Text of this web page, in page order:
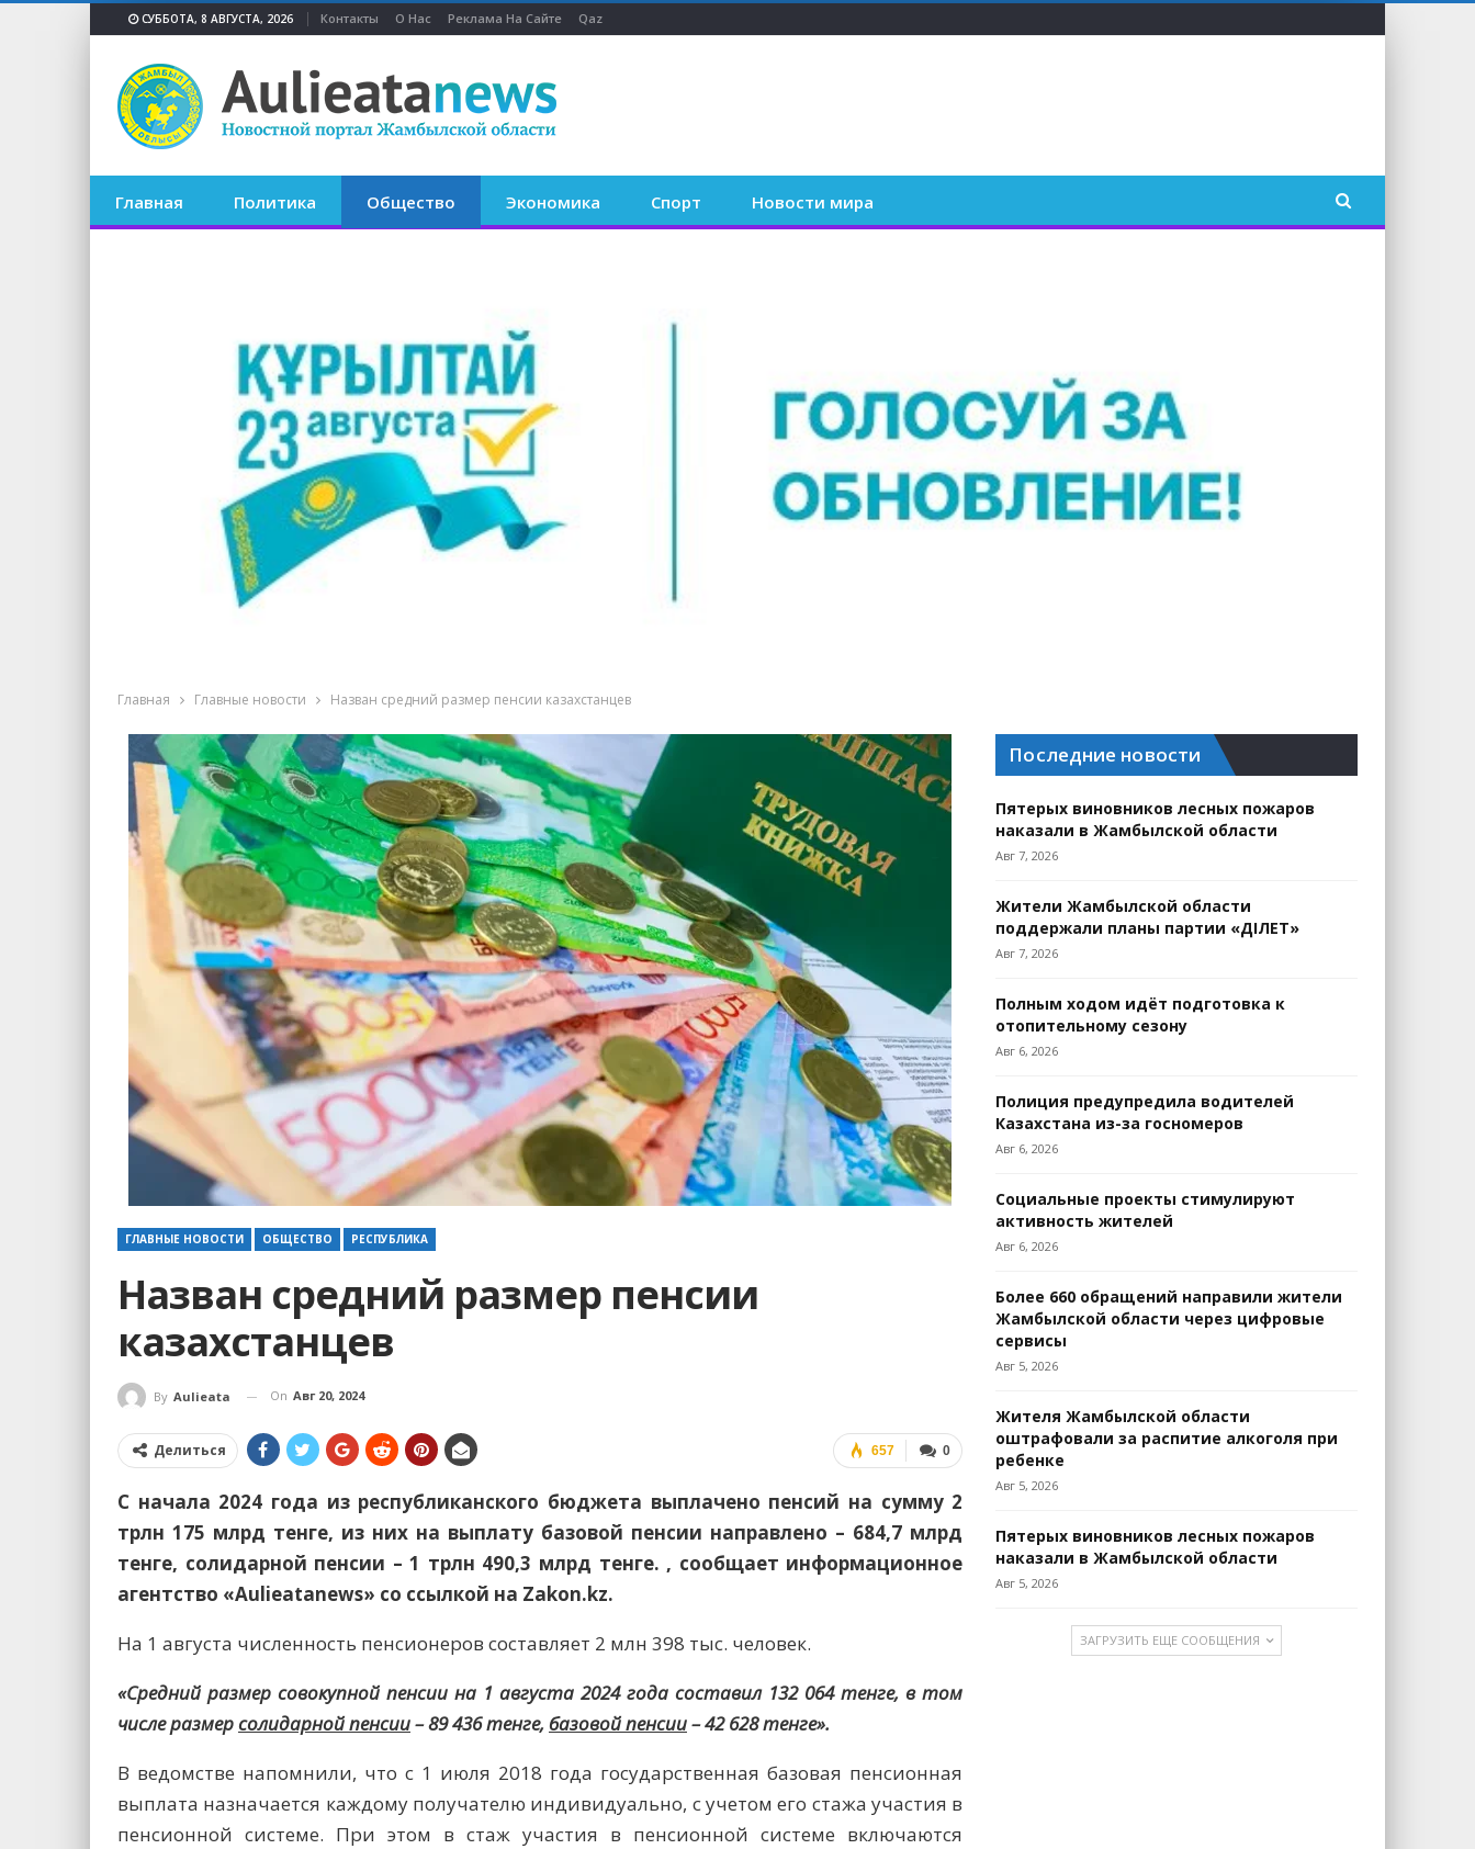
СУББОТА, 8 АВГУСТА, 2026 Контакты О Нас Реклама На Сайте Qaz
Главная Политика Общество Экономика Спорт Новости мира
Главная Главные новости Назван средний размер пенсии казахстанцев
ГЛАВНЫЕ НОВОСТИ ОБЩЕСТВО РЕСПУБЛИКА
Назван средний размер пенсии
казахстанцев
By Aulieata On Авг 20, 2024
0
657
Делиться
С начала 2024 года из республиканского бюджета выплачено пенсий на сумму 2
трлн 175 млрд тенге, из них на выплату базовой пенсии направлено – 684,7 млрд
тенге, солидарной пенсии – 1 трлн 490,3 млрд тенге. , сообщает информационное
агентство «Aulieatanews» со ссылкой на Zakon.kz.
На 1 августа численность пенсионеров составляет 2 млн 398 тыс. человек.
«Средний размер совокупной пенсии на 1 августа 2024 года составил 132 064 тенге, в том
числе размерсолидарной пенсии– 89 436 тенге, базовой пенсии– 42 628 тенге».
В ведомстве напомнили, что с 1 июля 2018 года государственная базовая пенсионная
выплата назначается каждому получателю индивидуально, с учетом его стажа участия в
пенсионной системе. При этом в стаж участия в пенсионной системе включаются
Последние новости
Пятерых виновников лесных пожаров
наказали в Жамбылской области
Авг 7, 2026
Жители Жамбылской области
поддержали планы партии «ӘДІЛЕТ»
Авг 7, 2026
Полным ходом идёт подготовка к
отопительному сезону
Авг 6, 2026
Полиция предупредила водителей
Казахстана из-за госномеров
Авг 6, 2026
Социальные проекты стимулируют
активность жителей
Авг 6, 2026
Более 660 обращений направили жители
Жамбылской области через цифровые
сервисы
Авг 5, 2026
Жителя Жамбылской области
оштрафовали за распитие алкоголя при
ребенке
Авг 5, 2026
Пятерых виновников лесных пожаров
наказали в Жамбылской области
Авг 5, 2026
ЗАГРУЗИТЬ ЕЩЕ СООБЩЕНИЯ